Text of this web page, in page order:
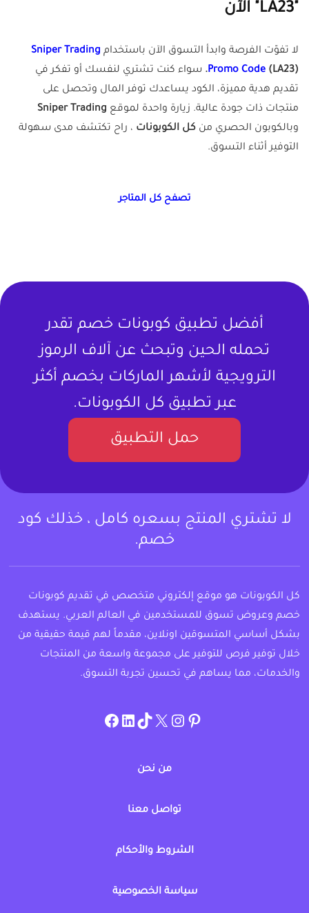
"LA23" الآن
لا تفوّت الفرصة وابدأ التسوق الآن باستخدام Sniper Trading
Promo Code (LA23).
سواء كنت تشتري لنفسك أو تفكر في
تقديم هدية مميزة، الكود يساعدك توفر المال وتحصل على
منتجات ذات جودة عالية. زيارة واحدة لموقع Sniper Trading
وبالكوبون الحصري من كل الكوبونات ، راح تكتشف مدى سهولة
التوفير أثناء التسوق.
تصفح كل المتاجر
أفضل تطبيق كوبونات خصم تقدر
تحمله الحين وتبحث عن آلاف الرموز
الترويجية لأشهر الماركات بخصم أكثر
عبر تطبيق كل الكوبونات.
حمل التطبيق
لا تشتري المنتج بسعره كامل ، خذلك كود
خصم.
كل الكوبونات هو موقع إلكتروني متخصص في تقديم كوبونات
خصم وعروض تسوق للمستخدمين في العالم العربي. يستهدف
بشكل أساسي المتسوقين اونلاين، مقدماً لهم قيمة حقيقية من
خلال توفير فرص للتوفير على مجموعة واسعة من المنتجات
والخدمات، مما يساهم في تحسين تجربة التسوق.
pinterest
allcouponat
twitter
TikTok
linkedin
facebook
من نحن
تواصل معنا
الشروط والأحكام
سياسة الخصوصية